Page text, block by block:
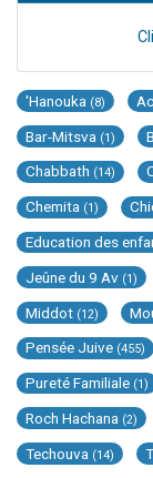
'Hanouka (8)
Bar-Mitsva (1)
Chabbath (14)
Chemita (1)
Education des
Jeûne du 9 Av (1)
Middot (12)
Pensée Juive (455)
Pureté Familiale (1)
Roch Hachana (2)
Techouva (14)